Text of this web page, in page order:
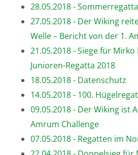
28.05.2018 -
27.05.2018 - Der Wiking
Welle – Bericht von der 1.
21.05.2018 - Siege für
Junioren-Regatta 2018
18.05.2018 - Datenschutz
14.05.2018 - 100.
09.05.2018 - Der Wiking ist
Amrum Challenge
07.05.2018 - Regatten im